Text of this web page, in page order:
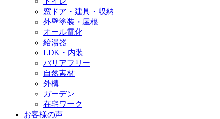
窓ドア・建具・収納
外壁塗装・屋根
オール電化
給湯器
LDK・内装
バリアフリー
自然素材
外構
ガーデン
在宅ワーク
お客様の声